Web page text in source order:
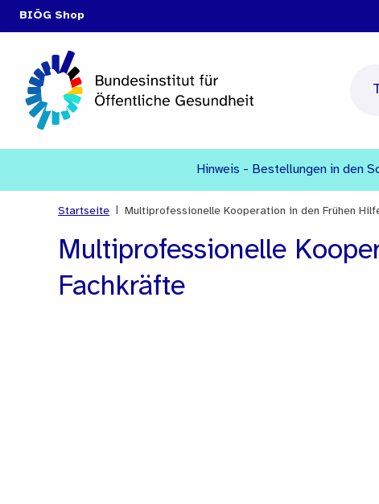
BIÖG Shop
Hinweis - Bestellungen in den
Startseite Multiprofessionelle Kooperation in den Frühen
Multiprofessionelle
Fachkräfte